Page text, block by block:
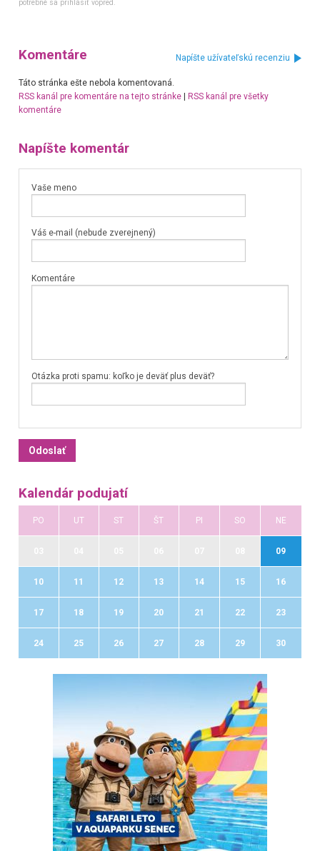
potrebné sa prihlásiť vopred.
Komentáre Napíšte užívateľskú recenziu
Táto stránka ešte nebola komentovaná.
RSS kanál pre komentáre na tejto stránke|
RSS kanál pre všetky
komentáre
Napíšte komentár
Vaše meno
Váš e-mail (nebude zverejnený)
Komentáre
Otázka proti spamu: koľko je deväť plus deväť?
Kalendár podujatí
PO UT ST ŠT PI SO NE
09
10 11 12 13 14 15 16
17 18 19 20 21 22 23
24 25 26 27 28 29 30